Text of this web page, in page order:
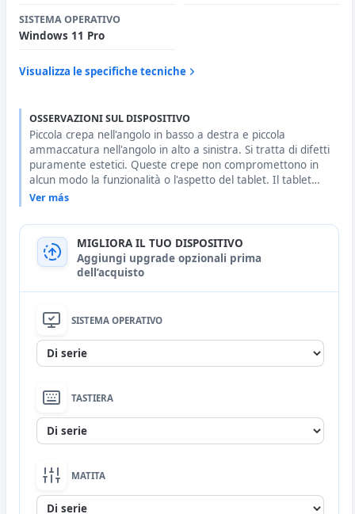
SISTEMA OPERATIVO
Windows 11 Pro
Visualizza le specifiche tecniche
OSSERVAZIONI SUL DISPOSITIVO
Piccola crepa nell'angolo in basso a destra e piccola
ammaccatura nell'angolo in alto a sinistra. Si tratta di difetti
puramente estetici. Queste crepe non compromettono in
alcun modo la funzionalità o l'aspetto del tablet. Il tablet
funziona perfettamente. Vedi "+ Foto" e, per qualsiasi
tramite la chat per ulteriori informazioni o per richiedere
maggiori dettagli.
Ver más
MIGLIORA IL TUO DISPOSITIVO
Aggiungi upgrade opzionali prima
dell’acquisto
Nessuna
TASTIERA
MATITA
Nessuna
Change language to French
(0€)
Change language to English
(0€)
SISTEMA OPERATIVO